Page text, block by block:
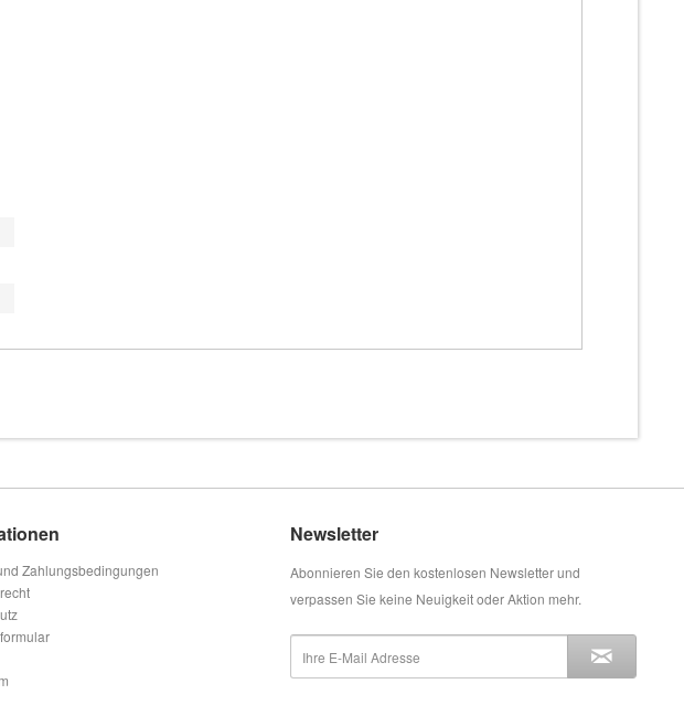
Zahlungsbedingungen
Newsletter
Abonnieren Sie den kostenlosen Newsletter und
verpassen Sie keine Neuigkeit oder Aktion mehr.